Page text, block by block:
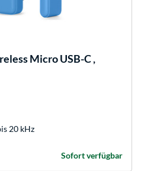
Micro USB-C ,
20 kHz
Sofort verfügbar